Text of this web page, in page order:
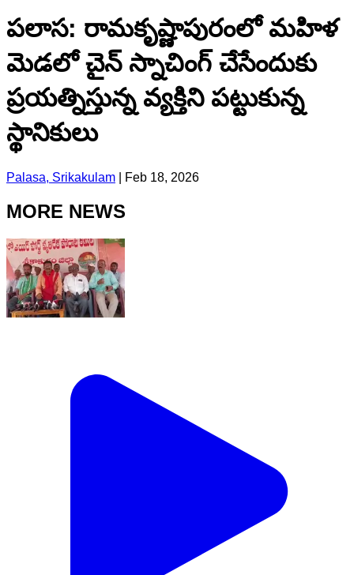
పలాస: రామకృష్ణాపురంలో మహిళ
మెడలో చైన్ స్నాచింగ్ చేసేందుకు
ప్రయత్నిస్తున్న వ్యక్తిని పట్టుకున్న
స్థానికులు
Palasa, Srikakulam Feb 18, 2026
MORE NEWS